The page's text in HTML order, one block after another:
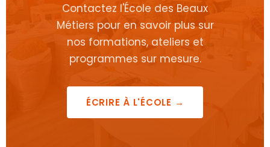
Contactez l'École des Beaux
Métiers pour en savoir plus sur
nos formations, ateliers et
programmes sur mesure.
ÉCRIRE À L'ÉCOLE →